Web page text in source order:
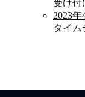
受け付
2023
タイム